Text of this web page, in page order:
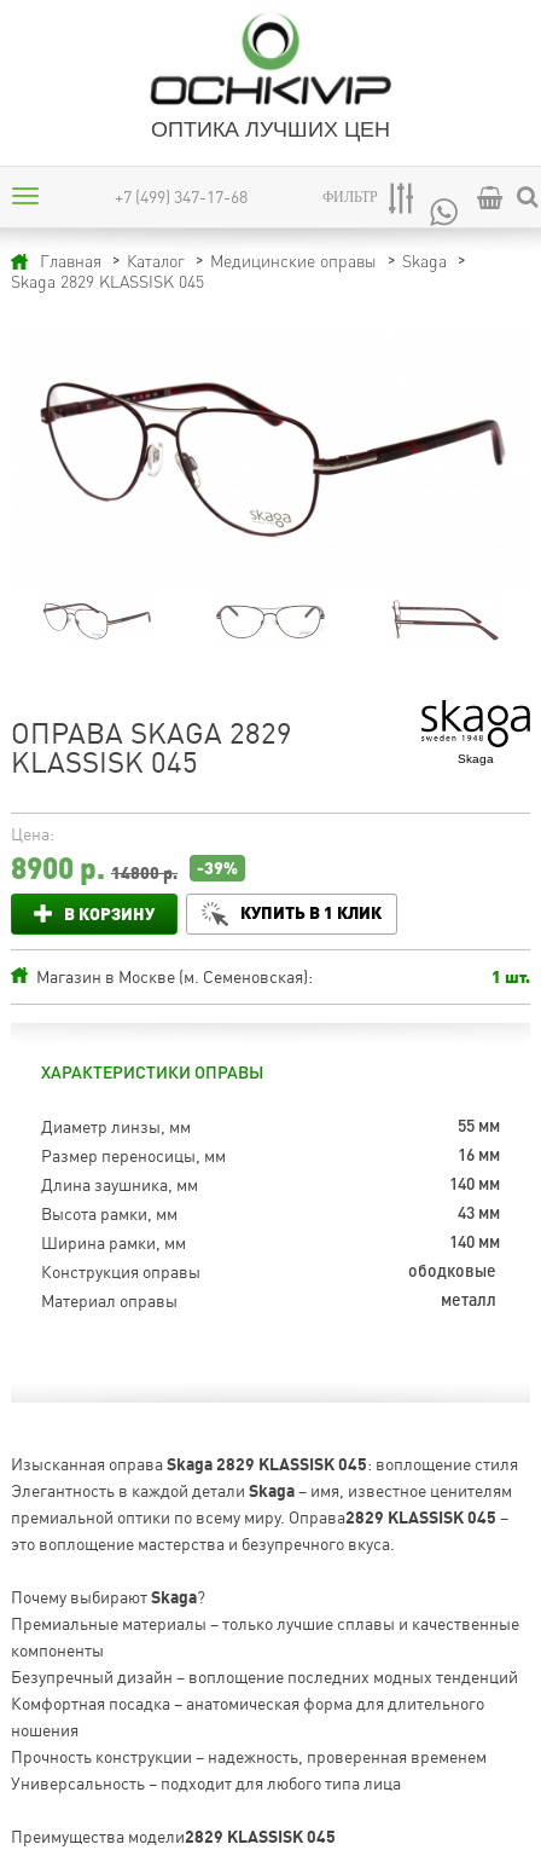
ОПТИКА ЛУЧШИХ ЦЕН
+7 (499) 347-17-68 ФИЛЬТР
Главная Каталог Медицинские оправы
Skaga
Skaga 2829 KLASSISK 045
Skaga
ОПРАВА SKAGA 2829
KLASSISK 045
Цена:
8900р. 14800 р. -39%
В КОРЗИНУ КУПИТЬ В 1 КЛИК
Магазин в Москве (м. Семеновская): 1 шт.
ХАРАКТЕРИСТИКИ ОПРАВЫ
Диаметр линзы, мм 55 мм
Размер переносицы, мм 16 мм
Длина заушника, мм 140 мм
Высота рамки, мм 43 мм
Ширина рамки, мм 140 мм
Конструкция оправы ободковые
Материал оправы металл
Изысканная оправаSkaga 2829 KLASSISK 045: воплощение стиля
Элегантность в каждой детали Skaga– имя, известное ценителям
премиальной оптики по всему миру. Оправа2829 KLASSISK 045 –
это воплощение мастерства и безупречного вкуса.
Почему выбираютSkaga?
Премиальные материалы – только лучшие сплавы и качественные
компоненты
Безупречный дизайн – воплощение последних модных тенденций
Комфортная посадка – анатомическая форма для длительного
ношения
Прочность конструкции – надежность, проверенная временем
Универсальность – подходит для любого типа лица
Преимущества модели2829 KLASSISK 045